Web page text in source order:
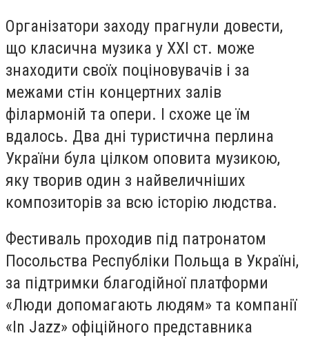
Організатори заходу прагнули довести,
що класична музика у XXI ст. може
знаходити своїх поціновувачів і за
межами стін концертних залів
філармоній та опери. І схоже це їм
вдалось. Два дні туристична перлина
України була цілком оповита музикою,
яку творив один з найвеличніших
композиторів за всю історію людства.
Фестиваль проходив під патронатом
Посольства Республіки Польща в Україні,
за підтримки благодійної платформи
«Люди допомагають людям» та компанії
«In Jazz» офіційного представника